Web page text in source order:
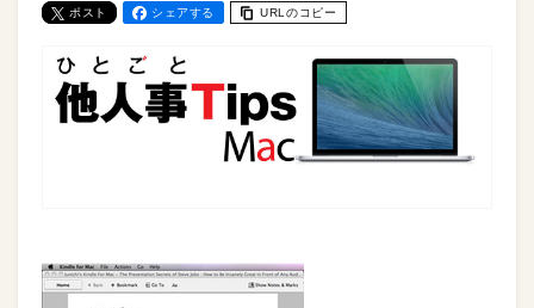
ポスト シェアする URLのコピー